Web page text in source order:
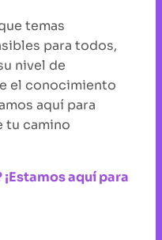
temas
para todos,
nivel de
el conocimiento
aquí para
tu camino
aquí para